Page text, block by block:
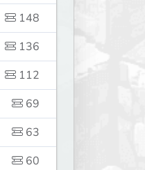
148
136
112
69
63
60